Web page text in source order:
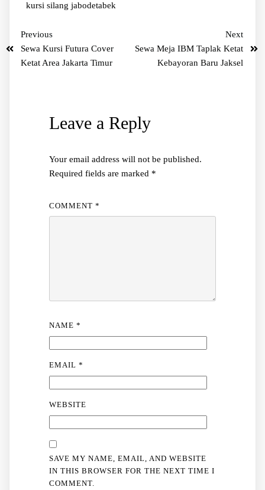
kursi silang jabodetabek
Previous
Sewa Kursi Futura Cover
Ketat Area Jakarta Timur
Next
Sewa Meja IBM Taplak Ketat
Kebayoran Baru Jaksel
Leave a Reply
Your email address will not be published.
Required fields are marked *
COMMENT *
NAME *
EMAIL *
WEBSITE
SAVE MY NAME, EMAIL, AND WEBSITE
IN THIS BROWSER FOR THE NEXT TIME I
COMMENT.